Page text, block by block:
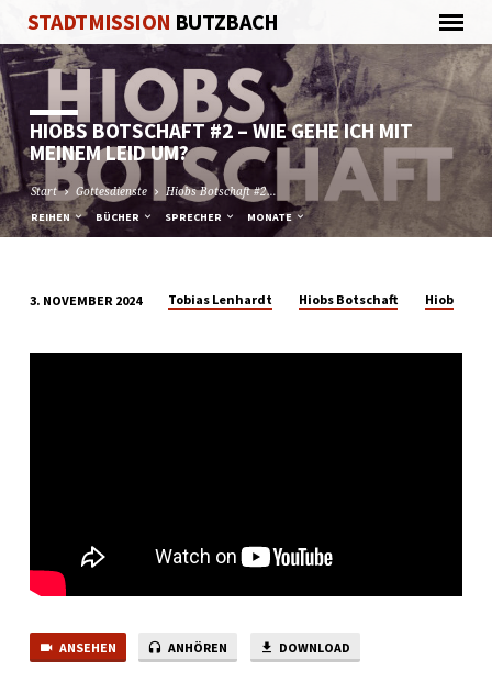
STADTMISSION BUTZBACH
HIOBS BOTSCHAFT #2 – WIE GEHE ICH MIT
MEINEM LEID UM?
Start Gottesdienste Hiobs Botschaft #2…
REIHEN BÜCHER SPRECHER MONATE
BOTSCHAFT
LEID
UM?
3. NOVEMBER 2024 Tobias Lenhardt Hiobs Botschaft Hiob
ANSEHEN ANHÖREN DOWNLOAD